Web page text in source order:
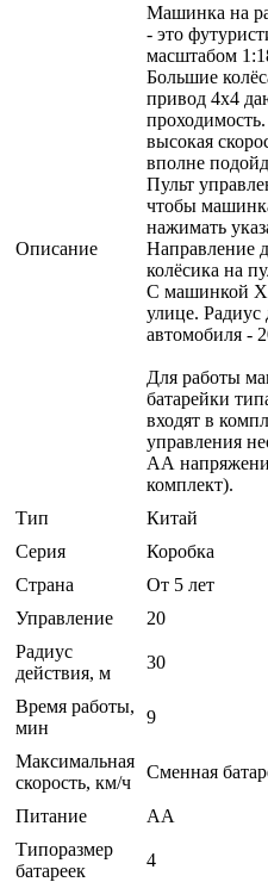
Описание
Машинка на
- это
масштабом
Большие
привод 4х4
высокая
вполне
Пульт
чтобы
нажимать
Направление
колёсика на
С машинкой
улице. Радиус
автомобиля -
Для работы
батарейки
входят в
управления
АА
комплект).
Тип
Китай
Серия
Коробка
Страна
От 5 лет
Управление
20
Радиус
действия, м
30
Время работы,
мин
9
Максимальная
скорость, км/ч
Сменная
Питание
AA
Типоразмер
батареек
4